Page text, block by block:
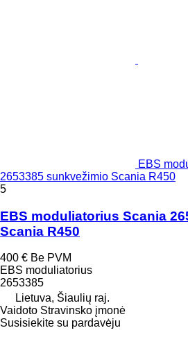
EBS
2653385 sunkvežimio Scania R450
5
EBS moduliatorius Scania
Scania R450
400 € Be PVM
EBS moduliatorius
2653385
Lietuva, Šiaulių raj.
Vaidoto Stravinsko įmonė
Susisiekite su pardavėju